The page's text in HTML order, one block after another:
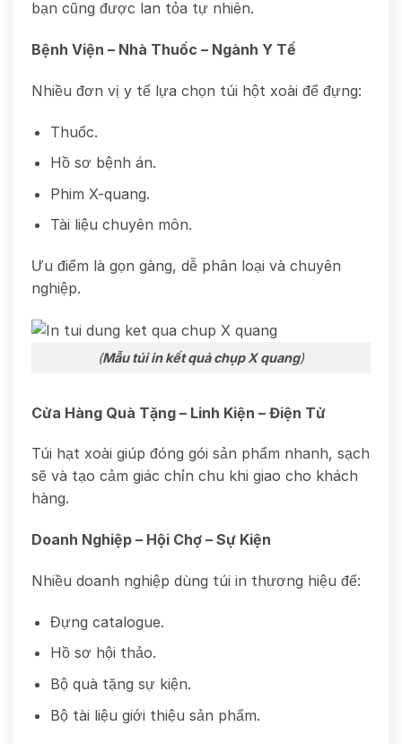
bạn cũng được lan tỏa tự nhiên.
Bệnh Viện – Nhà Thuốc – Ngành Y Tế
Nhiều đơn vị y tế lựa chọn túi hột xoài để đựng:
Thuốc.
Hồ sơ bệnh án.
Phim X-quang.
Tài liệu chuyên môn.
Ưu điểm là gọn gàng, dễ phân loại và chuyên
nghiệp.
(Mẫu túi in kết quả chụp X quang)
Cửa Hàng Quà Tặng – Linh Kiện – Điện Tử
Túi hạt xoài giúp đóng gói sản phẩm nhanh, sạch
sẽ và tạo cảm giác chỉn chu khi giao cho khách
hàng.
Doanh Nghiệp – Hội Chợ – Sự Kiện
Nhiều doanh nghiệp dùng túi in thương hiệu để:
Đựng catalogue.
Hồ sơ hội thảo.
Bộ quà tặng sự kiện.
Bộ tài liệu giới thiệu sản phẩm.